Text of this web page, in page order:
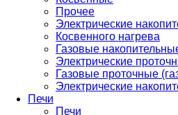
Прочее
Электрические
Косвенного нагрева
Газовые
Электрические
Газовые проточные
Электрические
Печи
Печи